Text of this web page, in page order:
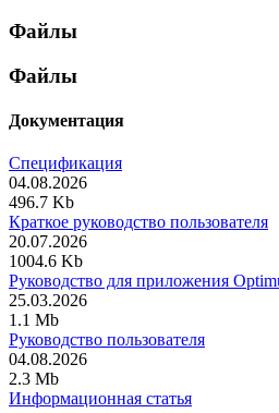
Файлы
Файлы
Документация
Спецификация
04.08.2026
496.7 Kb
Краткое руководство пользователя
20.07.2026
1004.6 Kb
Руководство для приложения
25.03.2026
1.1 Mb
Руководство пользователя
04.08.2026
2.3 Mb
Информационная статья